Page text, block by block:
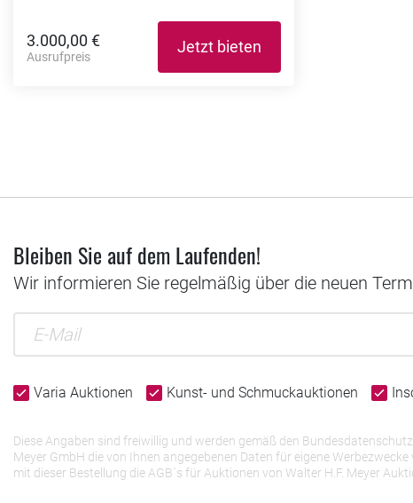
3.000,00 €
Ausrufpreis
Jetzt bieten
Bleiben Sie auf dem Laufenden!
Wir informieren Sie regelmäßig über die neuen
Varia Auktionen Kunst- und Schmuckauktionen
Diese Angaben sind freiwillig und werden gemäß den
Meyer GmbH die von Ihnen angegebenen Daten für eigene
mit dieser Bestellung die AGB`s für Auktionen von Walter H.F. Meyer